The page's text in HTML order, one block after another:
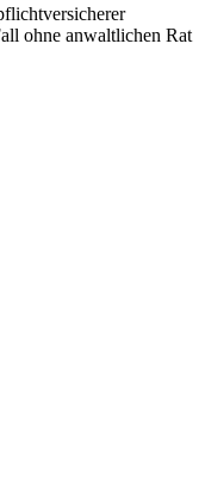
ohne anwaltlichen Rat